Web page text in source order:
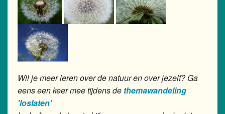
Wil je meer leren over de natuur en over jezelf? Ga
eens een keer mee tijdens de themawandeling
'loslaten'